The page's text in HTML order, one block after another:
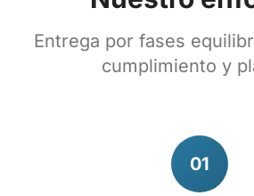
Entrega por fases
cumplimiento y
01